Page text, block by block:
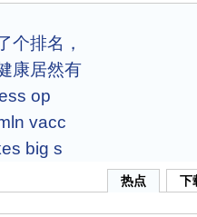
个排名，
康居然有
op
vacc
big s
热点 下